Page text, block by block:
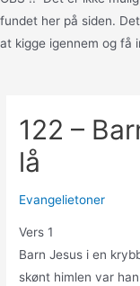
fundet her på siden.
at kigge igennem og få
122 –
lå
Evangelietoner
Vers 1
Barn Jesus i en
skønt himlen var